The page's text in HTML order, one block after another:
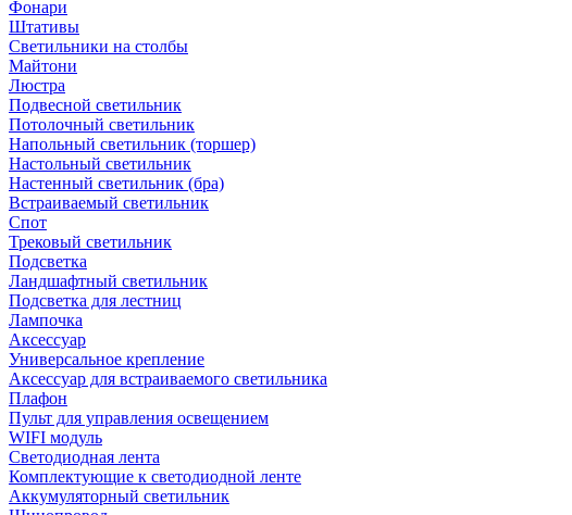
Фонари
Штативы
Светильники на столбы
Майтони
Люстра
Подвесной светильник
Потолочный светильник
Напольный светильник (торшер)
Настольный светильник
Настенный светильник (бра)
Встраиваемый светильник
Спот
Трековый светильник
Подсветка
Ландшафтный светильник
Подсветка для лестниц
Лампочка
Аксессуар
Универсальное крепление
Аксессуар для встраиваемого светильника
Плафон
Пульт для управления освещением
WIFI модуль
Светодиодная лента
Комплектующие к светодиодной ленте
Аккумуляторный светильник